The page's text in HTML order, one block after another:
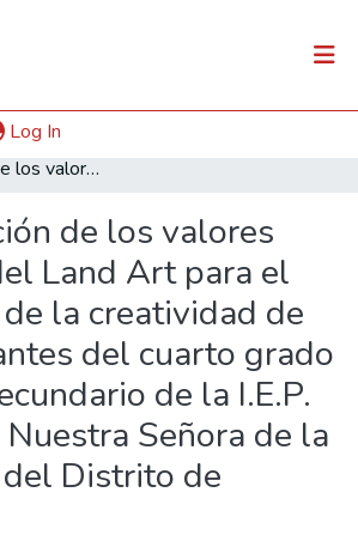
Log In
Facultad de Educación
Interpretación de los valores estéticos del Land Art para el desarrollo de la creatividad de los estudiantes del cuarto grado del nivel secundario de la I.E.P. Didascalio Nuestra Señora de la esperanza del Distrito de Acopía.
de los valores
Land Art para el
la creatividad de
del cuarto grado
de la I.E.P.
Señora de la
Distrito de